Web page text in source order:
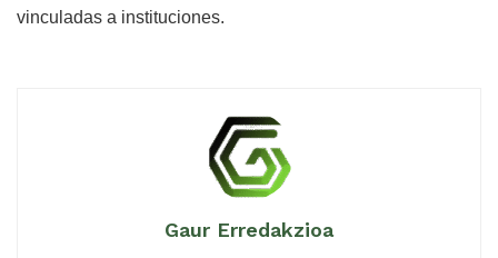
vinculadas a instituciones.
Gaur Erredakzioa